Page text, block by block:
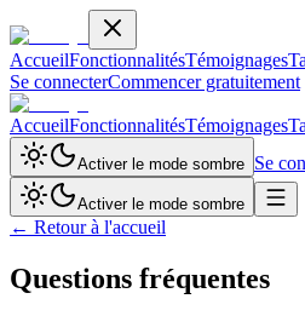
AccueilFonctionnalitésTémoignages
Se connecterCommencer gratuitement
AccueilFonctionnalitésTémoignages
Activer le mode sombre Se
Activer le mode sombre
← Retour à l'accueil
Questions fréquentes